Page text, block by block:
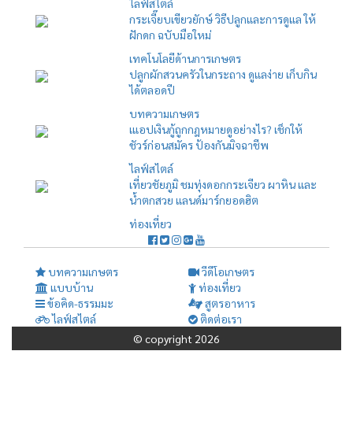
ไลฟ์สไตล์
กระเจี๊ยบเขียวยักษ์ วิธีปลูกและการดูแล ให้
ฝักดก ฉบับมือใหม่
เทคโนโลยีด้านการเกษตร
ปลูกผักสวนครัวในกระถาง ดูแลง่าย เก็บกิน
ได้ตลอดปี
บทความเกษตร
เแอปเงินกู้ถูกกฎหมายดูอย่างไร? เช็กให้
ชัวร์ก่อนสมัคร ป้องกันมิจฉาชีพ
ไลฟ์สไตล์
เที่ยวชัยภูมิ ชมทุ่งดอกกระเจียว ผาหิน และ
น้ำตกสวย แลนด์มาร์กยอดฮิต
ท่องเที่ยว
บทความเกษตร
วีดีโอเกษตร
แบบบ้าน
ท่องเที่ยว
ข้อคิด-ธรรมมะ
สูตรอาหาร
ไลฟ์สไตล์
ติดต่อเรา
© copyright 2026